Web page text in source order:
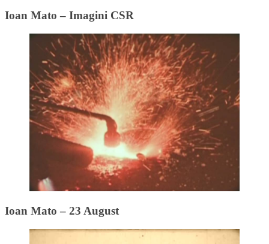
Ioan Mato – Imagini CSR
Ioan Mato – 23 August